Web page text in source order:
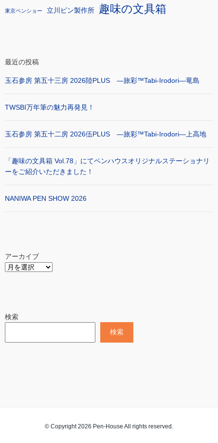
東京ペンショー 立川ピン製作所 趣味の文具箱
最近の投稿
玉石参房 第五十三房 2026陸PLUS ―旅彩™Tabi-Irodori―竜島
TWSBI万年筆の魅力再発見！
玉石参房 第五十二房 2026伍PLUS ―旅彩™Tabi-Irodori―上高地
「趣味の文具箱 Vol.78」にてペンハウスオリジナルステーショナリ
ーをご紹介いただきました！
NANIWA PEN SHOW 2026
アーカイブ
検索
検索
© Copyright 2026 Pen-House All rights reserved.